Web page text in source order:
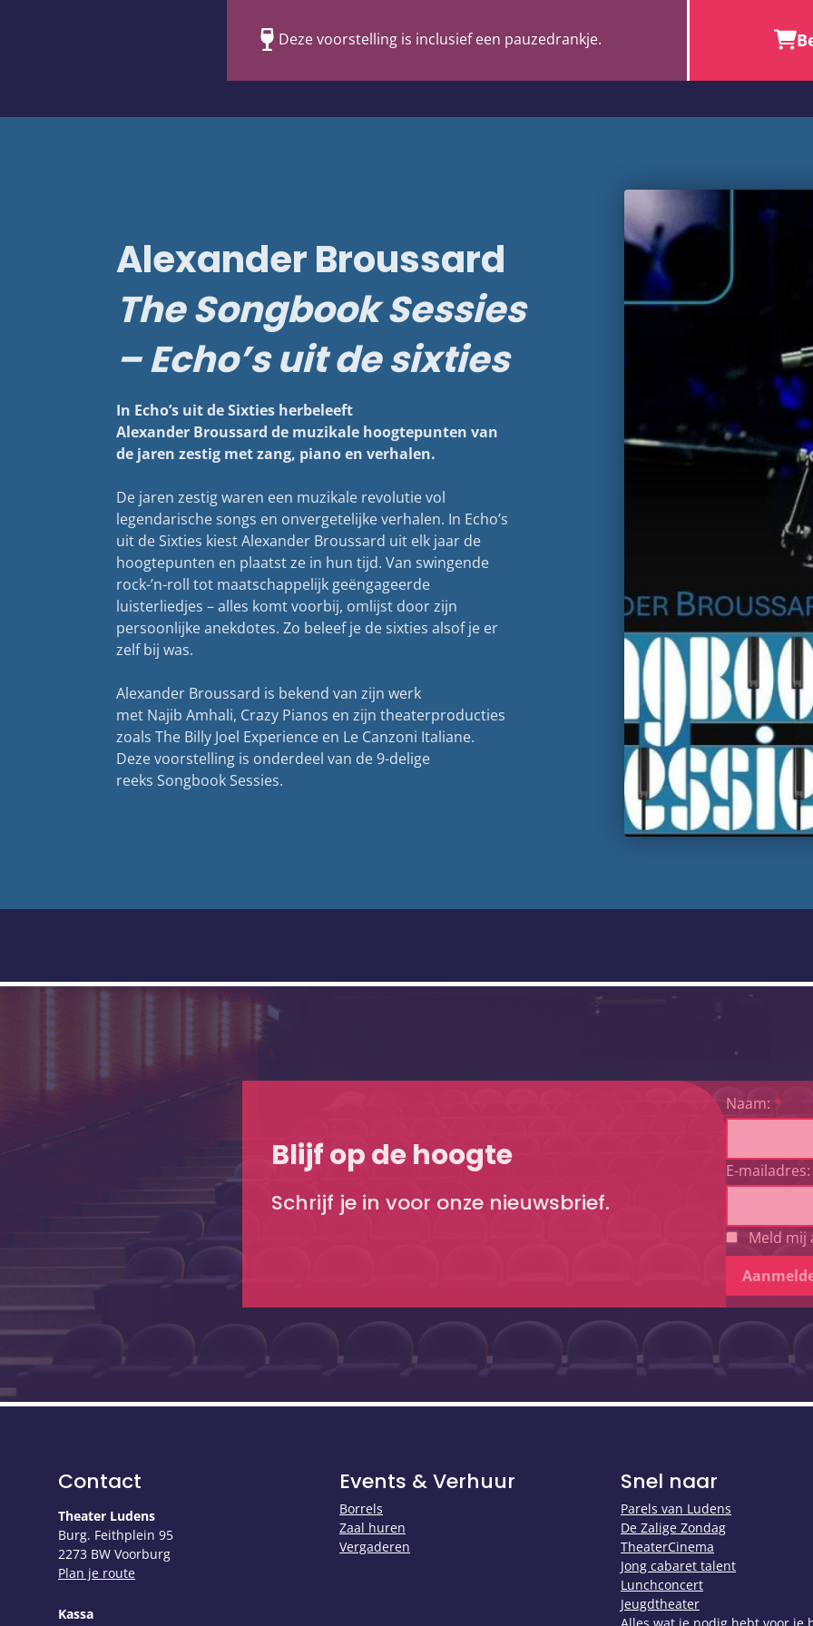
Deze voorstelling is inclusief een pauzedrankje.
Alexander Broussard
The Songbook Sessies
– Echo’s uit de sixties
In Echo’s uit de Sixties herbeleeft
Alexander Broussard de muzikale hoogtepunten van
de jaren zestig met zang, piano en verhalen.
De jaren zestig waren een muzikale revolutie vol
legendarische songs en onvergetelijke verhalen. In Echo’s
uit de Sixties kiest Alexander Broussard uit elk jaar de
hoogtepunten en plaatst ze in hun tijd. Van swingende
rock-’n-roll tot maatschappelijk geëngageerde
luisterliedjes – alles komt voorbij, omlijst door zijn
persoonlijke anekdotes. Zo beleef je de sixties alsof je er
zelf bij was.
Alexander Broussard is bekend van zijn werk
met Najib Amhali, Crazy Pianos en zijn theaterproducties
zoals The Billy Joel Experience en Le Canzoni Italiane.
Deze voorstelling is onderdeel van de 9-delige
reeks Songbook Sessies.
Blijf op de hoogte
Schrijf je in voor onze nieuwsbrief.
Naam: *
E-mailadres:
Meld mij
Contact
Theater Ludens
Burg. Feithplein 95
2273 BW Voorburg
Plan je route
Kassa
Events & Verhuur
Borrels
Zaal huren
Vergaderen
Snel naar
Parels van Ludens
De Zalige Zondag
TheaterCinema
Jong cabaret talent
Lunchconcert
Jeugdtheater